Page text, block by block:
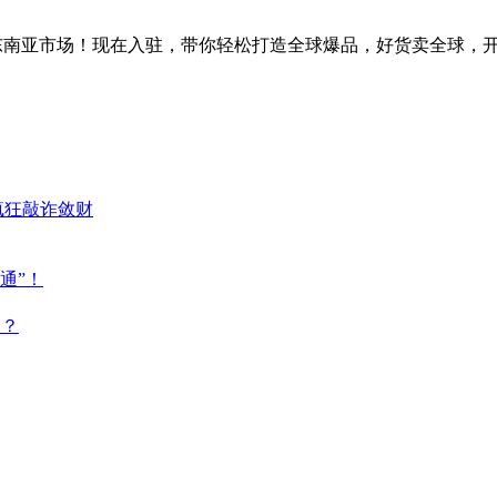
亚市场！现在入驻，带你轻松打造全球爆品，好货卖全球，
敲诈敛财
”！